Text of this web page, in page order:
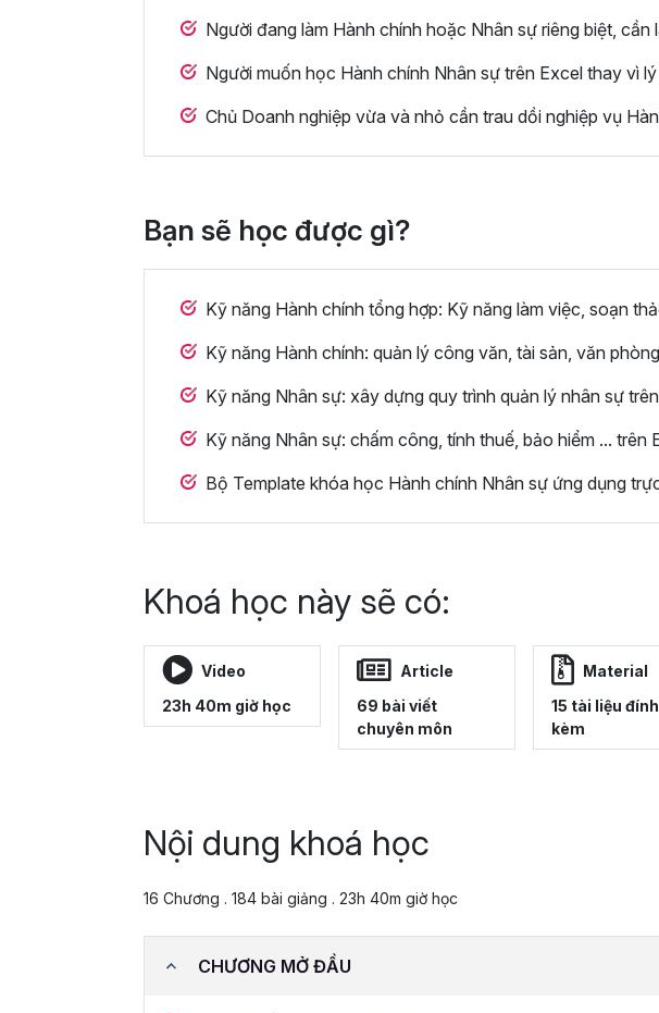
Người đang làm Hành chính hoặc Nhân sự riêng biệt, cần
Người muốn học Hành chính Nhân sự trên Excel thay vì
Chủ Doanh nghiệp vừa và nhỏ cần trau dồi nghiệp vụ
Bạn sẽ học được gì?
Kỹ năng Hành chính tổng hợp: Kỹ năng làm việc, soạn
Kỹ năng Hành chính: quản lý công văn, tài sản, văn
Kỹ năng Nhân sự: xây dựng quy trình quản lý nhân sự
Kỹ năng Nhân sự: chấm công, tính thuế, bảo hiểm ... trên
Bộ Template khóa học Hành chính Nhân sự ứng dụng
Khoá học này sẽ có:
Video
23h 40m giờ học
Article
69 bài viết
chuyên môn
Material
15 tài liệu đính
kèm
Nội dung khoá học
16 Chương . 184 bài giảng . 23h 40m giờ học
CHƯƠNG MỞ ĐẦU